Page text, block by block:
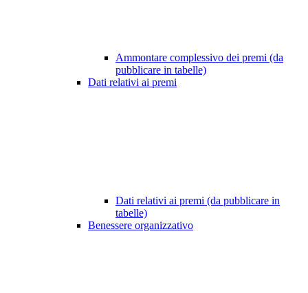
Ammontare complessivo dei premi (da
pubblicare in tabelle)
Dati relativi ai premi
Dati relativi ai premi (da pubblicare in
tabelle)
Benessere organizzativo